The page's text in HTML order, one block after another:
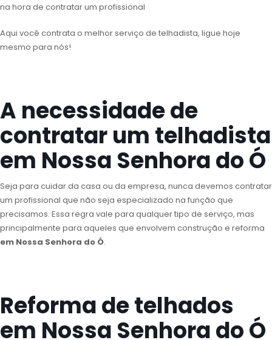
na hora de contratar um profissional
Aqui você contrata o melhor serviço de telhadista, ligue hoje
mesmo para nós!
A necessidade de
contratar um telhadista
em Nossa Senhora do Ó
Seja para cuidar da casa ou da empresa, nunca devemos contratar
um profissional que não seja especializado na função que
precisamos. Essa regra vale para qualquer tipo de serviço, mas
principalmente para aqueles que envolvem construção e reforma
em Nossa Senhora do Ó.
Reforma de telhados
em Nossa Senhora do Ó